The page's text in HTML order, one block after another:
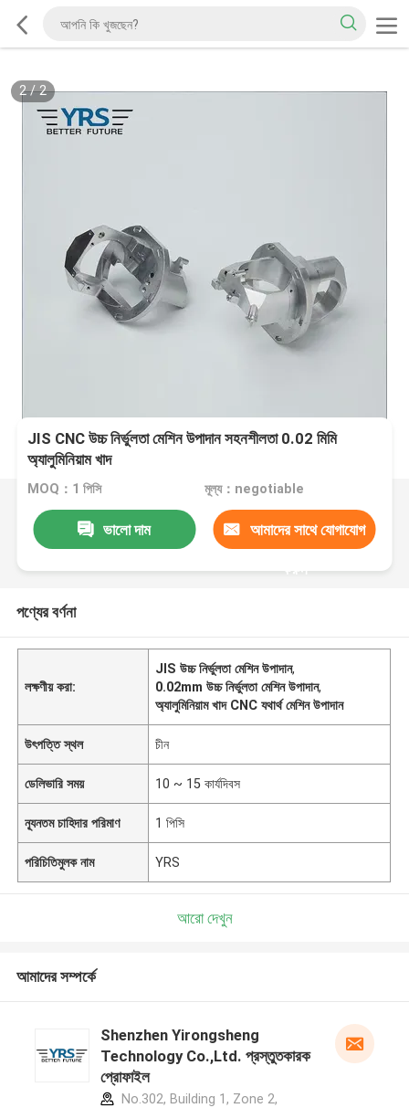
2/2
JIS CNC উচ্চ নির্ভুলতা মেশিন উপাদান সহনশীলতা 0.02 মিমি
অ্যালুমিনিয়াম খাদ
MOQ：1 পিসি মূল্য：negotiable
ভালো দাম আমাদের সাথে যোগাযোগ
করুন
পণ্যের বর্ণনা
লক্ষণীয় করা:
JIS উচ্চ নির্ভুলতা মেশিন উপাদান,
0.02mm উচ্চ নির্ভুলতা মেশিন উপাদান,
অ্যালুমিনিয়াম খাদ CNC যথার্থ মেশিন উপাদান
উৎপত্তি স্থল চীন
ডেলিভারি সময় 10 ~ 15 কার্যদিবস
ন্যূনতম চাহিদার পরিমাণ 1 পিসি
পরিচিতিমুলক নাম YRS
আরো দেখুন
আমাদের সম্পর্কে
Shenzhen Yirongsheng
Technology Co.,Ltd. প্রস্তুতকারক
প্রোফাইল
No.302, Building 1, Zone 2,